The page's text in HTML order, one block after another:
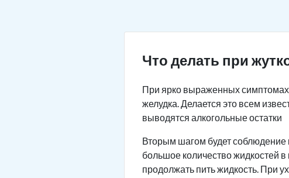
Что делать при
При ярко выраженных
желудка. Делается это всем
выводятся алкогольные остатки
Вторым шагом будет соблюдение
большое количество жидкостей
продолжать пить жидкость. При